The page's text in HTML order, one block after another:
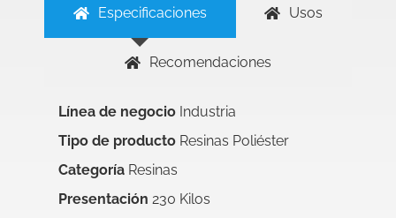
Especificaciones Usos
Recomendaciones
Línea de negocio Industria
Tipo de producto Resinas Poliéster
Categoría Resinas
Presentación 230 Kilos